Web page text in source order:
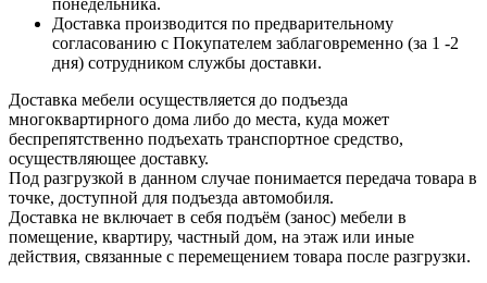
понедельника.
Доставка производится по предварительному
согласованию с Покупателем заблаговременно (за 1 -2
дня) сотрудником службы доставки.
Доставка мебели осуществляется до подъезда
многоквартирного дома либо до места, куда может
беспрепятственно подъехать транспортное средство,
осуществляющее доставку.
Под разгрузкой в данном случае понимается передача товара в
точке, доступной для подъезда автомобиля.
Доставка не включает в себя подъём (занос) мебели в
помещение, квартиру, частный дом, на этаж или иные
действия, связанные с перемещением товара после разгрузки.